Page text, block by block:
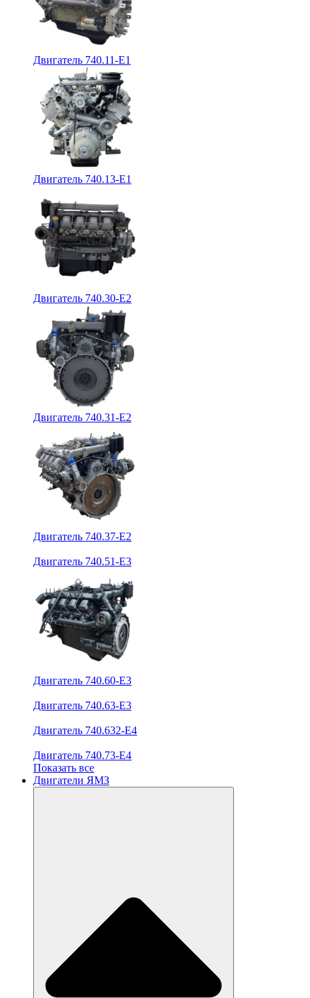
Двигатель 740.11-E1
Двигатель 740.13-E1
Двигатель 740.30-E2
Двигатель 740.31-E2
Двигатель 740.37-E2
Двигатель 740.51-E3
Двигатель 740.60-E3
Двигатель 740.63-E3
Двигатель 740.632-E4
Двигатель 740.73-E4
Показать все
Двигатели ЯМЗ